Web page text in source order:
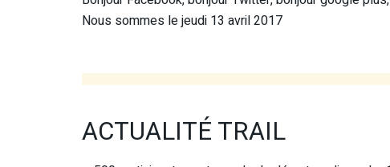
Nous sommes le jeudi 13 avril 2017
ACTUALITÉ TRAIL